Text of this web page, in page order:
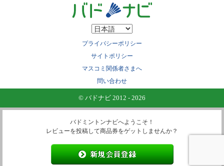
プライバシーポリシー
サイトポリシー
マスコミ関係者さまへ
問い合わせ
© バドナビ 2012 - 2026
バドミントンナビへようこそ！
レビューを投稿して商品券をゲットしませんか？